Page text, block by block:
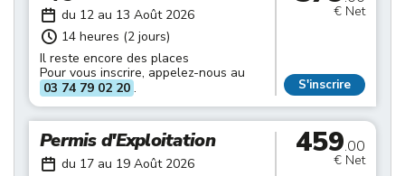
du 12 au 13 Août 2026
14 heures (2 jours)
Il reste encore des places
Pour vous inscrire, appelez-nous au
03 74 79 02 20 .
€ Net
S'inscrire
Permis d'Exploitation
du 17 au 19 Août 2026
459.00
€ Net